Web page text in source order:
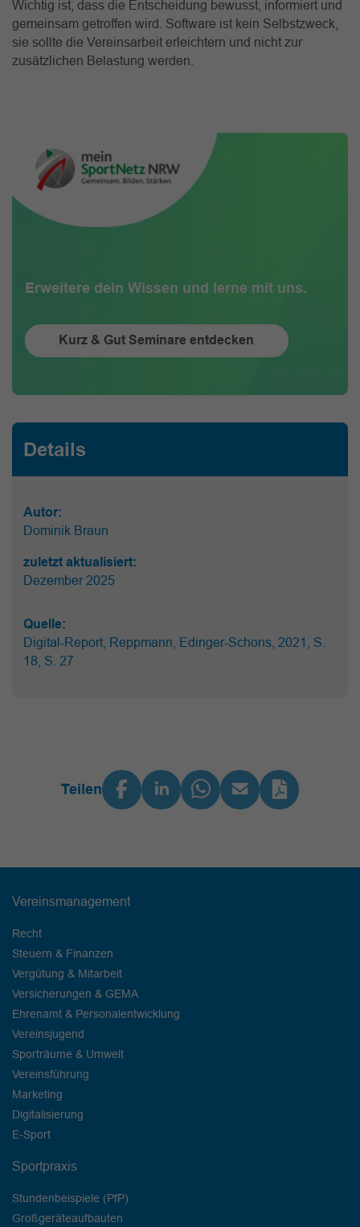
Wichtig ist, dass die Entscheidung bewusst, informiert und
gemeinsam getroffen wird. Software ist kein Selbstzweck,
sie sollte die Vereinsarbeit erleichtern und nicht zur
zusätzlichen Belastung werden.
Erweitere dein Wissen und lerne mit uns.
Kurz & Gut Seminare entdecken
Details
Autor:
Dominik Braun
zuletzt aktualisiert:
Dezember 2025
Quelle:
Digital-Report, Reppmann, Edinger-Schons, 2021, S.
18, S. 27
Teilen
Vereinsmanagement
Recht
Steuern & Finanzen
Vergütung & Mitarbeit
Versicherungen & GEMA
Ehrenamt & Personalentwicklung
Vereinsjugend
Sporträume & Umwelt
Vereinsführung
Marketing
Digitalisierung
E-Sport
Sportpraxis
Stundenbeispiele (PfP)
Großgeräteaufbauten